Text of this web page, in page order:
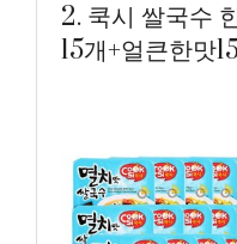
2. 쿡시 쌀국수
15개+얼큰한맛